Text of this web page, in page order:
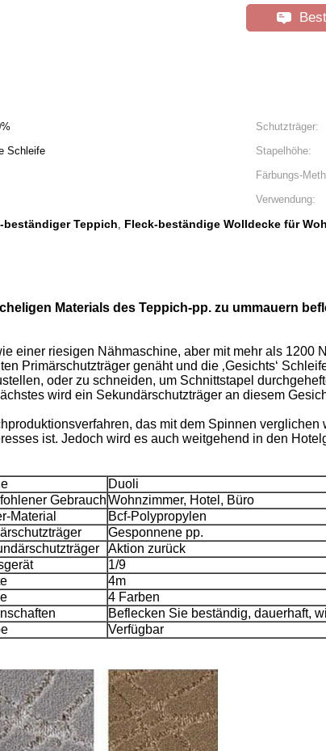
Schutzträger:
Schleife Stapelhöhe:
Färbungs-
Verwendung:
Teppich, Fleck-beständige Wolldecke für
Materials des Teppich-pp. zu ummauern
einer riesigen Nähmaschine, aber mit mehr als
Primärschutzträger genäht und die ‚Gesichts‘
oder zu schneiden, um Schnittstapel
wird ein Sekundärschutzträger an diesem
das mit dem Spinnen
ist. Jedoch wird es auch weitgehend in den
Duoli
GebrauchWohnzimmer, Hotel, Büro
Material
Bcf-Polypropylen
Gesponnene pp.
Aktion zurück
1/9
4m
4 Farben
Beflecken Sie beständig, dauerhaft,
Verfügbar